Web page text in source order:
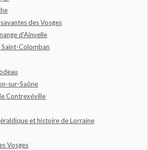
des Vosges
d'Ainvelle
Colomban
sur-Saône
Contrexéville
et histoire de Lorraine
Vosges